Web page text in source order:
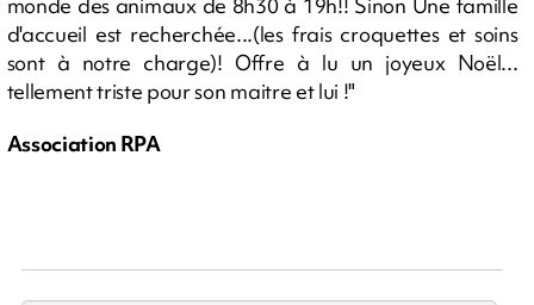
d'accueil est recherchée...(les frais croquettes et soins
sont à notre charge)! Offre à lu un joyeux Noël...
tellement triste pour son maitre et lui !"
Association RPA